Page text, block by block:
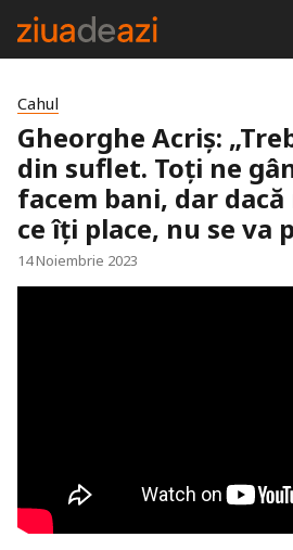
Cahul
Gheorghe Acriș:
din suflet. Toți ne
facem bani, dar
ce îți place, nu se va
14 Noiembrie 2023